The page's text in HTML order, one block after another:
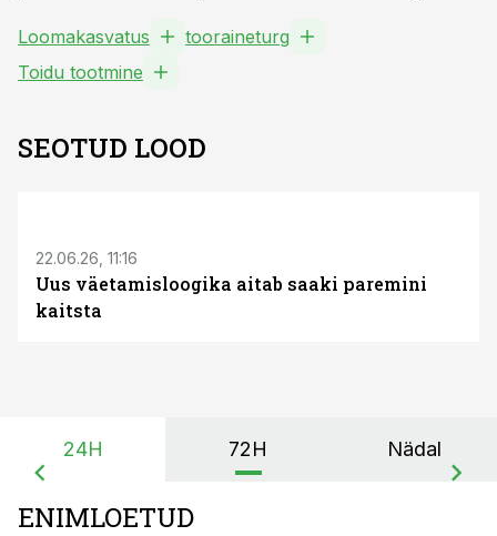
Loomakasvatus
tooraineturg
Toidu tootmine
SEOTUD LOOD
22.06.26, 11:16
Uus väetamisloogika aitab saaki paremini
kaitsta
24H 72H Nädal
ENIMLOETUD